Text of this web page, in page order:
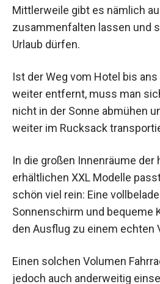
Mittlerweile gibt es nämlich
zusammenfalten lassen und
Urlaub dürfen.
Ist der Weg vom Hotel bis
weiter entfernt, muss man
nicht in der Sonne abmühen
weiter im Rucksack
In die großen Innenräume der
erhältlichen XXL Modelle
schön viel rein: Eine
Sonnenschirm und bequeme
den Ausflug zu einem echten
Einen solchen Volumen
jedoch auch anderweitig